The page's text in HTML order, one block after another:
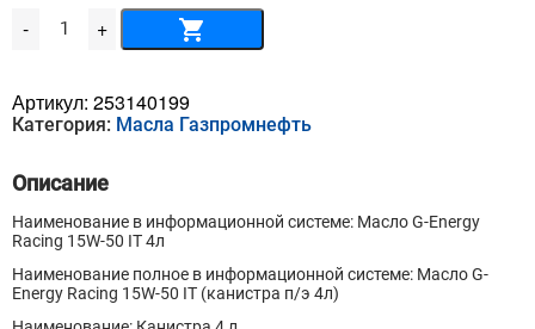
- Количество
товара
Energy
Racing
15W-
4л
+
Артикул: 253140199
Категория: Масла Газпромнефть
Описание
Наименование в информационной системе: Масло G-Energy
Racing 15W-50 IT 4л
Наименование полное в информационной системе: Масло G-
Energy Racing 15W-50 IT (канистра п/э 4л)